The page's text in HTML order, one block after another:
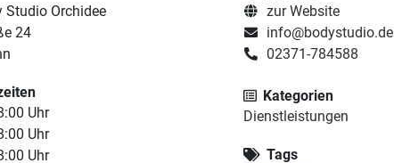
Studio Orchidee
24
Uhr
Uhr
Uhr
zur Website
info@bodystudio.de
02371-784588
Kategorien
Dienstleistungen
Tags